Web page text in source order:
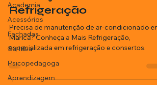
Academia
Acessórios
Fachadas
Curitiba
Psicopedagoga
Aprendizagem
Manutenção de ar-
condicionado em Maricá:
conheça a Mais
Refrigeração
Precisa de manutenção de ar-condicionado em
Maricá? Conheça a Mais Refrigeração,